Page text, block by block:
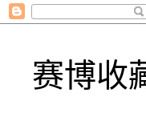
赛博收